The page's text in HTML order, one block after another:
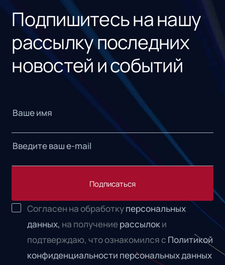
Подпишитесь на нашу
рассылку последних
новостей и событий
Подписаться
Согласен на обработкуперсональных
данных, на получениерассылоки
подтверждаю, что ознакомился с Политикой
конфиденциальности персональных данных